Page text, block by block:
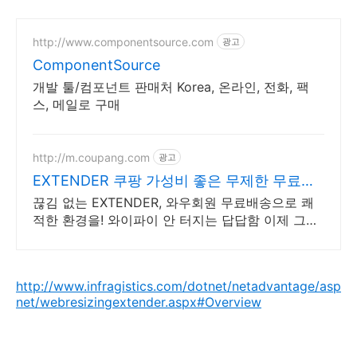
http://www.componentsource.com 광고
ComponentSource
개발 툴/컴포넌트 판매처 Korea, 온라인, 전화, 팩
스, 메일로 구매
http://m.coupang.com 광고
EXTENDER 쿠팡 가성비 좋은 무제한 무료배
송
끊김 없는 EXTENDER, 와우회원 무료배송으로 쾌
적한 환경을! 와이파이 안 터지는 답답함 이제 그만,
http://www.infragistics.com/dotnet/netadvantage/asp
net/webresizingextender.aspx#Overview